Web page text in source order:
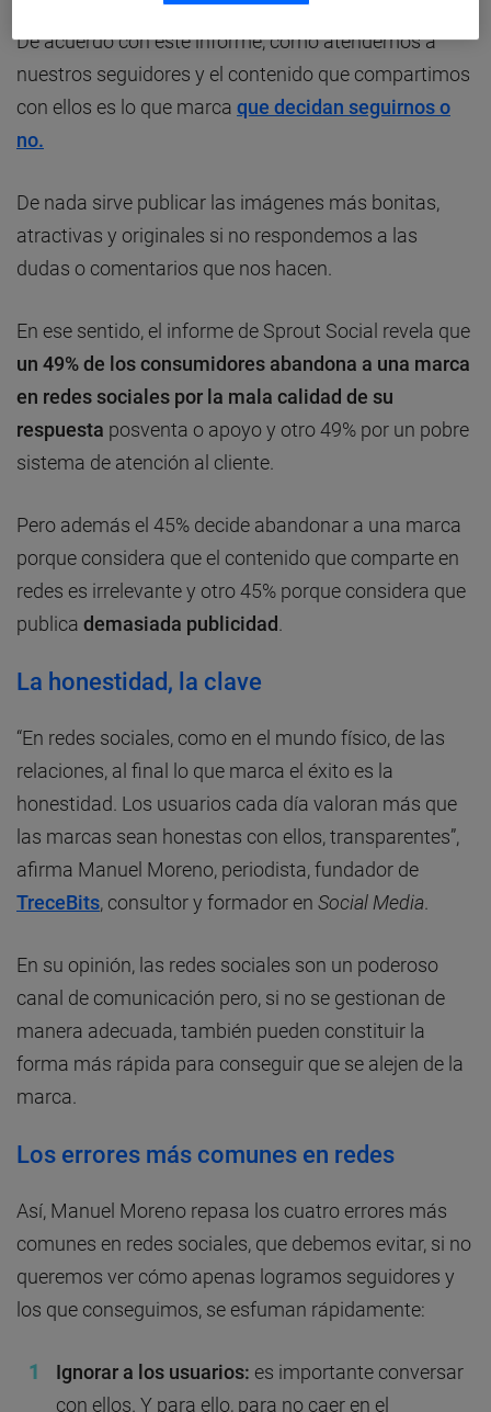
De acuerdo con este informe, cómo atendemos a
nuestros seguidores y el contenido que compartimos
con ellos es lo que marca que decidan seguirnos o
no.
De nada sirve publicar las imágenes más bonitas,
atractivas y originales si no respondemos a las
dudas o comentarios que nos hacen.
En ese sentido, el informe de Sprout Social revela que
un 49% de los consumidores abandona a una marca
en redes sociales por la mala calidad de su
respuesta posventa o apoyo y otro 49% por un pobre
sistema de atención al cliente.
Pero además el 45% decide abandonar a una marca
porque considera que el contenido que comparte en
redes es irrelevante y otro 45% porque considera que
publica demasiada publicidad.
La honestidad, la clave
“En redes sociales, como en el mundo físico, de las
relaciones, al final lo que marca el éxito es la
honestidad. Los usuarios cada día valoran más que
las marcas sean honestas con ellos, transparentes”,
afirma Manuel Moreno, periodista, fundador de
TreceBits, consultor y formador en Social Media.
En su opinión, las redes sociales son un poderoso
canal de comunicación pero, si no se gestionan de
manera adecuada, también pueden constituir la
forma más rápida para conseguir que se alejen de la
marca.
Los errores más comunes en redes
Así, Manuel Moreno repasa los cuatro errores más
comunes en redes sociales, que debemos evitar, si no
queremos ver cómo apenas logramos seguidores y
los que conseguimos, se esfuman rápidamente:
Ignorar a los usuarios: es importante conversar
con ellos. Y para ello, para no caer en el